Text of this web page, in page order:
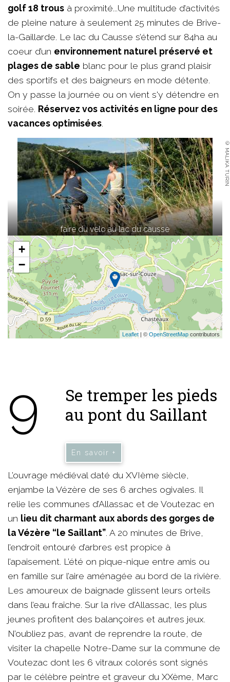
golf 18 trous à proximité...Une multitude d’activités
de pleine nature à seulement 25 minutes de Brive-
la-Gaillarde. Le lac du Causse s’étend sur 84ha au
coeur d’un environnement naturel préservé et
plages de sable blanc pour le plus grand plaisir
des sportifs et des baigneurs en mode détente.
On y passe la journée ou on vient s'y détendre en
soirée. Réservez vos activités en ligne pour des
vacances optimisées.
© MALIKA TURIN
faire du vélo au lac du causse
+
−
Leaflet| © OpenStreetMap contributors
9
Se tremper les pieds
au pont du Saillant
En savoir +
L’ouvrage médiéval daté du XVIème siècle,
enjambe la Vézère de ses 6 arches ogivales. Il
relie les communes d’Allassac et de Voutezac en
un lieu dit charmant aux abords des gorges de
la Vézère “le Saillant”. A 20 minutes de Brive,
l’endroit entouré d’arbres est propice à
l’apaisement. L’été on pique-nique entre amis ou
en famille sur l’aire aménagée au bord de la rivière.
Les amoureux de baignade glissent leurs orteils
dans l’eau fraîche. Sur la rive d’Allassac, les plus
jeunes profitent des balançoires et autres jeux.
N’oubliez pas, avant de reprendre la route, de
visiter la chapelle Notre-Dame sur la commune de
Voutezac dont les 6 vitraux colorés sont signés
par le célèbre peintre et graveur du XXème, Marc